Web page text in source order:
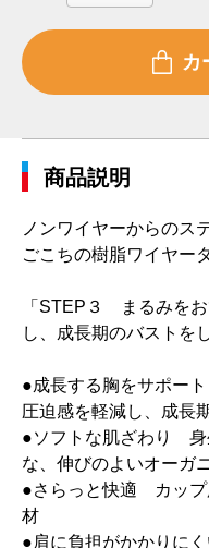
商品説明
ノンワイヤーからのス
ごこちの樹脂ワイヤー
「STEP３ まるみを
し、成長期のバストを
●成長する胸をサポー
圧迫感を軽減し、成長
●ソフトな肌ざわり 身
な、伸びのよいオーガ
●さらっと快適 カップ
材
●肩に負担がかかりにく